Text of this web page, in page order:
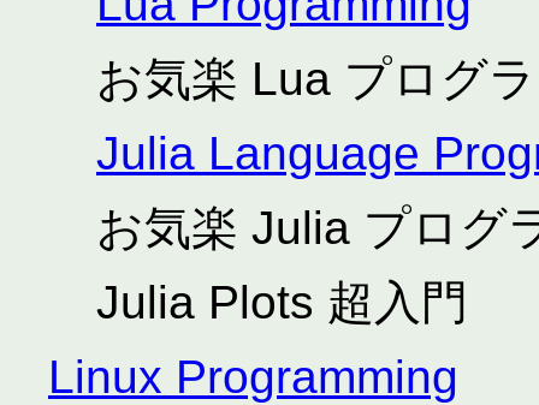
お気楽 Lua プログ
Julia Language
お気楽 Julia プログ
Julia Plots 超入門
Linux Programming